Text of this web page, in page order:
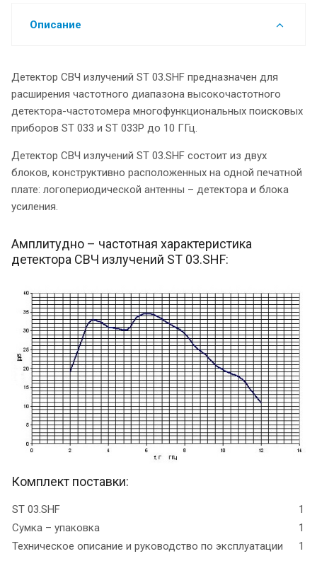
Описание
Детектор СВЧ излучений ST 03.SHF предназначен для
расширения частотного диапазона высокочастотного
детектора-частотомера многофункциональных поисковых
приборов ST 033 и ST 033P до 10 ГГц.
Детектор СВЧ излучений ST 03.SHF состоит из двух
блоков, конструктивно расположенных на одной печатной
плате: логопериодической антенны – детектора и блока
усиления.
Амплитудно – частотная характеристика
детектора СВЧ излучений ST 03.SHF:
Комплект поставки:
ST 03.SHF
1
Сумка – упаковка
1
Техническое описание и руководство по эксплуатации
1